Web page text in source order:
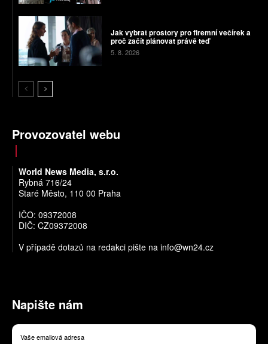
Jak vybrat prostory pro firemní večírek a
proč začít plánovat právě teď
5. 8. 2026
Provozovatel webu
World News Media, s.r.o.
Rybná 716/24
Staré Město, 110 00 Praha
IČO: 09372008
DIČ: CZ09372008
V případě dotazů na redakci pište na info@wn24.cz
Napište nám